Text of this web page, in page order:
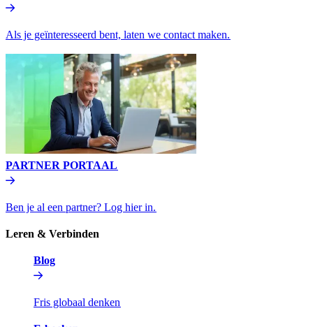
Als je geïnteresseerd bent, laten we contact maken.​​
PARTNER PORTAAL​​
Ben je al een partner? Log hier in.​​
Leren & Verbinden​​
Blog​​
Fris globaal denken​​